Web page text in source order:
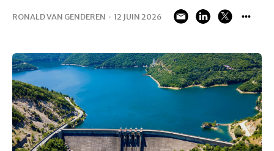
RONALD VAN GENDEREN · 12 JUIN 2026